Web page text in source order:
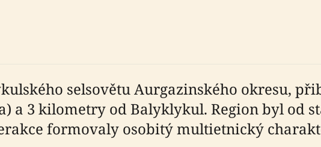
selsovětu Aurgazinského okresu,
a 3 kilometry od Balyklykul. Region byl od
formovaly osobitý multietnický